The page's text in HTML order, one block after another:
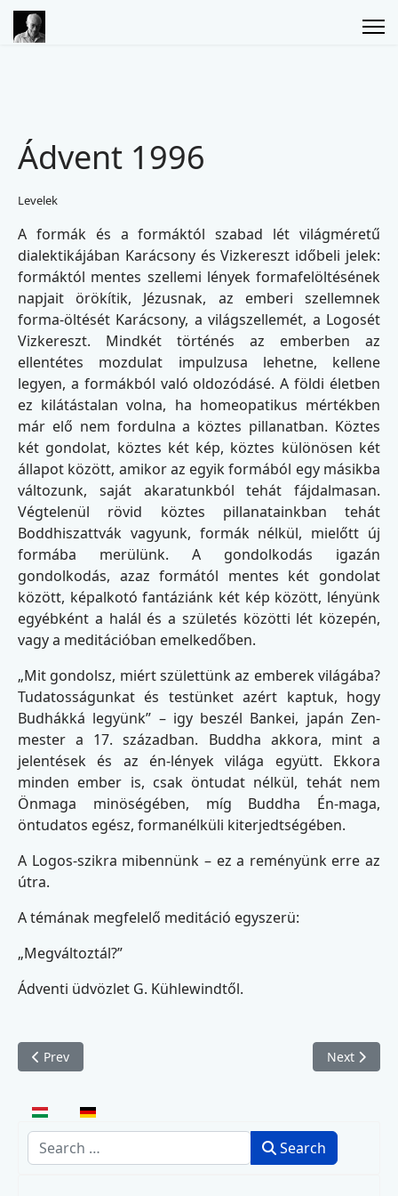
Ádvent 1996
Levelek
A formák és a formáktól szabad lét világméretű
dialektikájában Karácsony és Vizkereszt időbeli jelek:
formáktól mentes szellemi lények formafelöltésének
napjait örökítik, Jézusnak, az emberi szellemnek
forma-öltését Karácsony, a világszellemét, a Logosét
Vizkereszt. Mindkét történés az emberben az
ellentétes mozdulat impulzusa lehetne, kellene
legyen, a formákból való oldozódásé. A földi életben
ez kilátástalan volna, ha homeopatikus mértékben
már elő nem fordulna a köztes pillanatban. Köztes
két gondolat, köztes két kép, köztes különösen két
állapot között, amikor az egyik formából egy másikba
változunk, saját akaratunkból tehát fájdalmasan.
Végtelenül rövid köztes pillanatainkban tehát
Boddhiszattvák vagyunk, formák nélkül, mielőtt új
formába merülünk. A gondolkodás igazán
gondolkodás, azaz formától mentes két gondolat
között, képalkotó fantáziánk két kép között, lényünk
egyébként a halál és a születés közötti lét közepén,
vagy a meditációban emelkedőben.
„Mit gondolsz, miért születtünk az emberek világába?
Tudatosságunkat és testünket azért kaptuk, hogy
Budhákká legyünk” – igy beszél Bankei, japán Zen-
mester a 17. században. Buddha akkora, mint a
jelentések és az én-lények világa együtt. Ekkora
minden ember is, csak öntudat nélkül, tehát nem
Önmaga minöségében, míg Buddha Én-maga,
öntudatos egész, formanélküli kiterjedtségében.
A Logos-szikra mibennünk – ez a reményünk erre az
útra.
A témának megfelelő meditáció egyszerü:
„Megváltoztál?”
Ádventi üdvözlet G. Kühlewindtől.
Previous article: Szent János-nap 1996
Prev Next
Next
Select your language
Search
Search